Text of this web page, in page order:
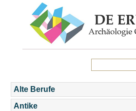
Alte Berufe
Antike